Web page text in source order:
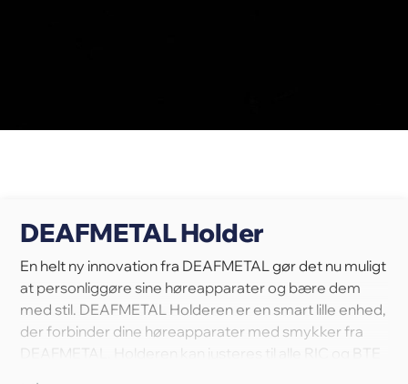
DEAFMETAL Holder
En helt ny innovation fra DEAFMETAL gør det nu muligt
at personliggøre sine høreapparater og bære dem
med stil. DEAFMETAL Holderen er en smart lille enhed,
der forbinder dine høreapparater med smykker fra
DEAFMETAL. Holderen kan justeres til alle RIC og BTE